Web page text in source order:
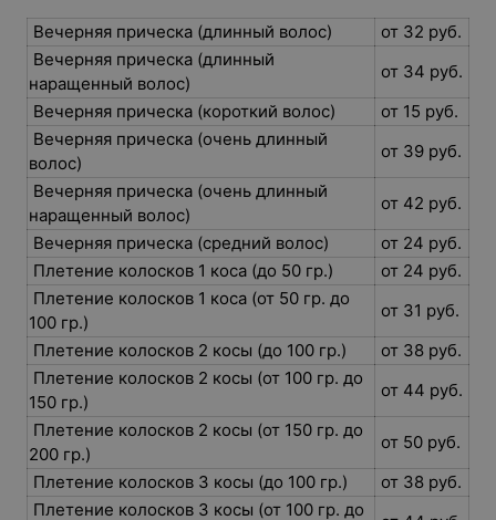
Вечерняя прическа (длинный волос)
от 32 руб.
Вечерняя прическа (длинный
наращенный волос)
от 34 руб.
Вечерняя прическа (короткий волос)
от 15 руб.
Вечерняя прическа (очень длинный
волос)
от 39 руб.
Вечерняя прическа (очень длинный
наращенный волос)
от 42 руб.
Вечерняя прическа (средний волос)
от 24 руб.
Плетение колосков 1 коса (до 50 гр.)
от 24 руб.
Плетение колосков 1 коса (от 50 гр. до
100 гр.)
от 31 руб.
Плетение колосков 2 косы (до 100 гр.)
от 38 руб.
Плетение колосков 2 косы (от 100 гр. до
150 гр.)
от 44 руб.
Плетение колосков 2 косы (от 150 гр. до
200 гр.)
от 50 руб.
Плетение колосков 3 косы (до 100 гр.)
от 38 руб.
Плетение колосков 3 косы (от 100 гр. до